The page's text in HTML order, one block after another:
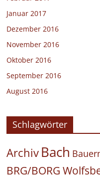
Januar 2017
Dezember 2016
November 2016
Oktober 2016
September 2016
August 2016
Schlagwörter
Archiv Bach
BRG/BORG